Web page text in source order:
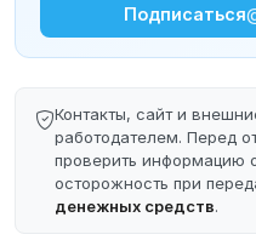
Подписаться
Контакты, сайт и
работодателем. Перед
проверить информацию
осторожность при
денежных средств.